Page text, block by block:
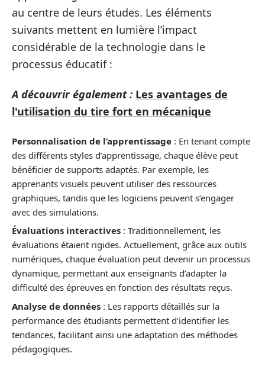
au centre de leurs études. Les éléments
suivants mettent en lumière l’impact
considérable de la technologie dans le
processus éducatif :
A découvrir également : Les avantages de
l'utilisation du tire fort en mécanique
Personnalisation de l’apprentissage : En tenant compte
des différents styles d’apprentissage, chaque élève peut
bénéficier de supports adaptés. Par exemple, les
apprenants visuels peuvent utiliser des ressources
graphiques, tandis que les logiciens peuvent s’engager
avec des simulations.
Évaluations interactives : Traditionnellement, les
évaluations étaient rigides. Actuellement, grâce aux outils
numériques, chaque évaluation peut devenir un processus
dynamique, permettant aux enseignants d’adapter la
difficulté des épreuves en fonction des résultats reçus.
Analyse de données : Les rapports détaillés sur la
performance des étudiants permettent d’identifier les
tendances, facilitant ainsi une adaptation des méthodes
pédagogiques.